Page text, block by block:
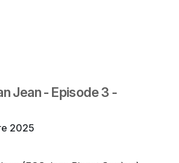
Jean - Episode 3 -
2025